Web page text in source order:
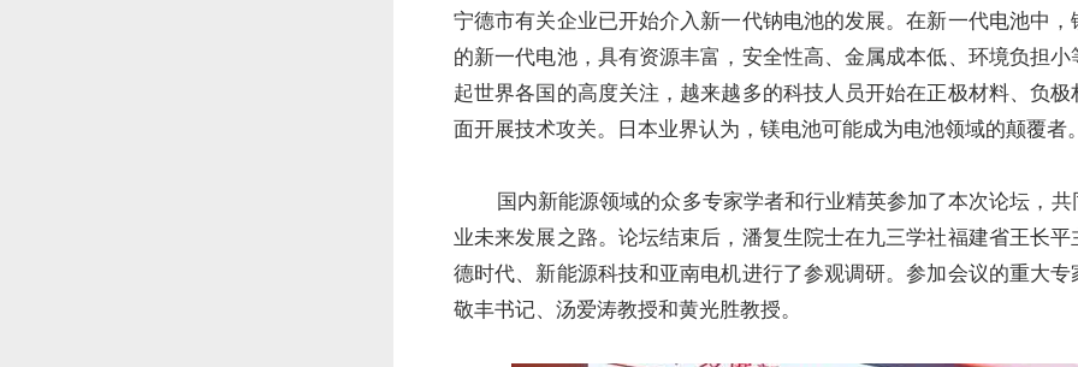
宁德市有关企业已开始介入新一代钠电池的发展。在新一代电池中
的新一代电池，具有资源丰富，安全性高、金属成本低、环境负担
起世界各国的高度关注，越来越多的科技人员开始在正极材料、负
面开展技术攻关。日本业界认为，镁电池可能成为电池领域的颠覆者
国内新能源领域的众多专家学者和行业精英参加了本次论坛，
业未来发展之路。论坛结束后，潘复生院士在九三学社福建省王长
德时代、新能源科技和亚南电机进行了参观调研。参加会议的重大
敬丰书记、汤爱涛教授和黄光胜教授。